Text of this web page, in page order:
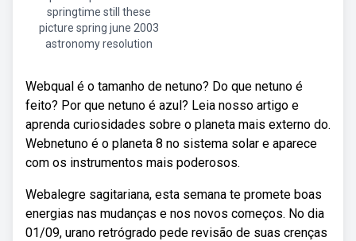
springtime still these
picture spring june 2003
astronomy resolution
Webqual é o tamanho de netuno? Do que netuno é
feito? Por que netuno é azul? Leia nosso artigo e
aprenda curiosidades sobre o planeta mais externo do.
Webnetuno é o planeta 8 no sistema solar e aparece
com os instrumentos mais poderosos.
Webalegre sagitariana, esta semana te promete boas
energias nas mudanças e nos novos começos. No dia
01/09, urano retrógrado pede revisão de suas crenças